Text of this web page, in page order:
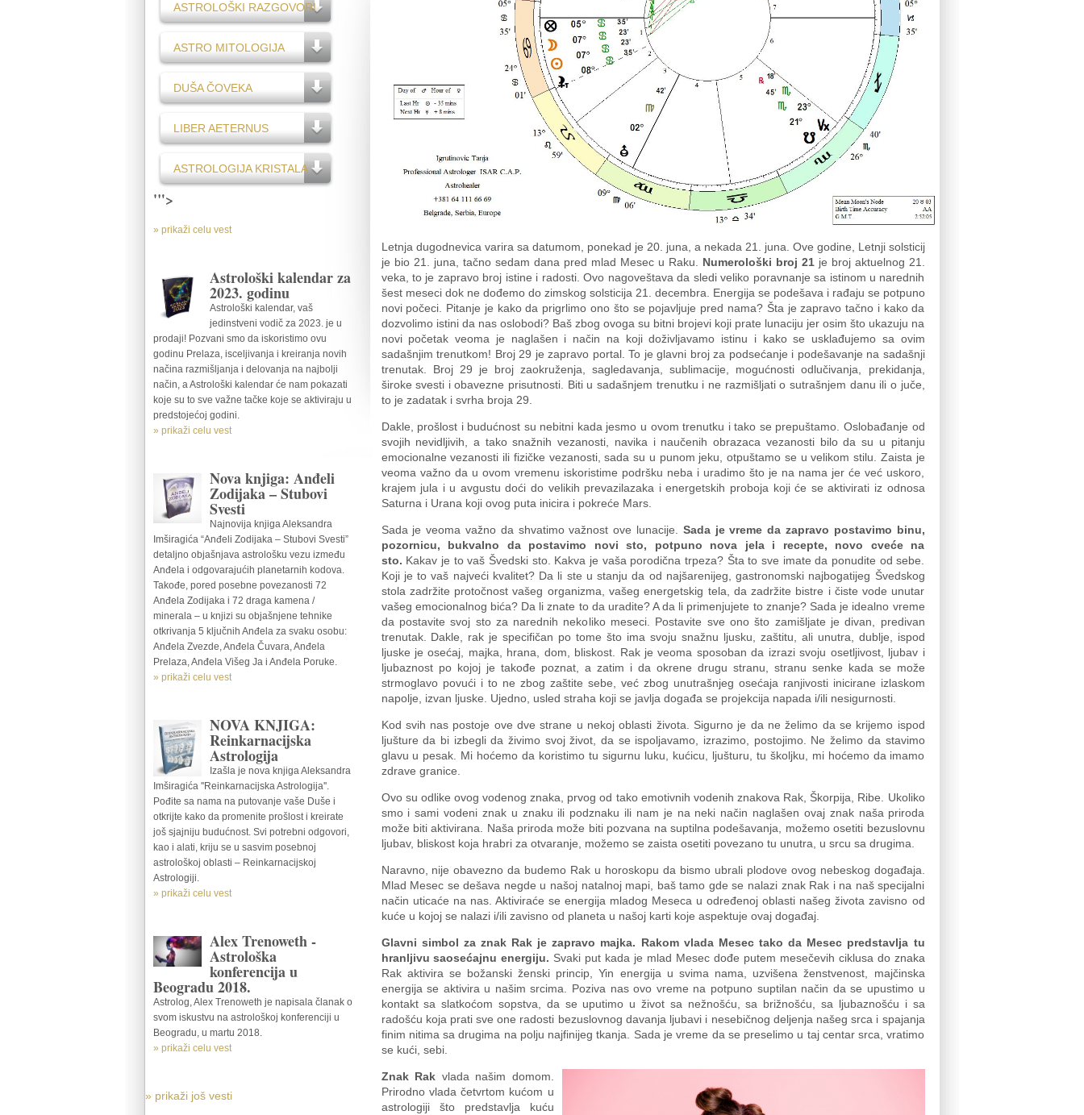
ASTROLOŠKI RAZGOVORI
ASTRO MITOLOGIJA
DUŠA ČOVEKA
LIBER AETERNUS
ASTROLOGIJA KRISTALA
'">
» prikaži celu vest
Astrološki kalendar za
2023. godinu
Astrološki kalendar, vaš
jedinstveni vodič za 2023. je u
prodaji! Pozvani smo da iskoristimo ovu
godinu Prelaza, isceljivanja i kreiranja novih
načina razmišljanja i delovanja na najbolji
način, a Astrološki kalendar će nam pokazati
koje su to sve važne tačke koje se aktiviraju u
predstojećoj godini.
» prikaži celu vest
Nova knjiga: Anđeli
Zodijaka – Stubovi
Svesti
Najnovija knjiga Aleksandra
Imširagića “Anđeli Zodijaka – Stubovi Svesti”
detaljno objašnjava astrološku vezu između
Anđela i odgovarajućih planetarnih kodova.
Takođe, pored posebne povezanosti 72
Anđela Zodijaka i 72 draga kamena /
minerala – u knjizi su objašnjene tehnike
otkrivanja 5 ključnih Anđela za svaku osobu:
Anđela Zvezde, Anđela Čuvara, Anđela
Prelaza, Anđela Višeg Ja i Anđela Poruke.
» prikaži celu vest
NOVA KNJIGA:
Reinkarnacijska
Astrologija
Izašla je nova knjiga Aleksandra
Imširagića ''Reinkarnacijska Astrologija''.
Pođite sa nama na putovanje vaše Duše i
otkrijte kako da promenite prošlost i kreirate
još sjajniju budućnost. Svi potrebni odgovori,
kao i alati, kriju se u sasvim posebnoj
astrološkoj oblasti – Reinkarnacijskoj
Astrologiji.
» prikaži celu vest
Alex Trenoweth -
Astrološka
konferencija u
Beogradu 2018.
Astrolog, Alex Trenoweth je napisala članak o
svom iskustvu na astrološkoj konferenciji u
Beogradu, u martu 2018.
» prikaži celu vest
» prikaži još vesti
Letnja dugodnevica varira sa datumom, ponekad je 20. juna, a nekada 21. juna. Ove godine, Letnji solsticij
je bio 21. juna, tačno sedam dana pred mlad Mesec u Raku. Numerološki broj 21je broj aktuelnog 21.
veka, to je zapravo broj istine i radosti. Ovo nagoveštava da sledi veliko poravnanje sa istinom u narednih
šest meseci dok ne dođemo do zimskog solsticija 21. decembra. Energija se podešava i rađaju se potpuno
novi počeci. Pitanje je kako da prigrlimo ono što se pojavljuje pred nama? Šta je zapravo tačno i kako da
dozvolimo istini da nas oslobodi? Baš zbog ovoga su bitni brojevi koji prate lunaciju jer osim što ukazuju na
novi početak veoma je naglašen i način na koji doživljavamo istinu i kako se usklađujemo sa ovim
sadašnjim trenutkom! Broj 29 je zapravo portal. To je glavni broj za podsećanje i podešavanje na sadašnji
trenutak. Broj 29 je broj zaokruženja, sagledavanja, sublimacije, mogućnosti odlučivanja, prekidanja,
široke svesti i obavezne prisutnosti. Biti u sadašnjem trenutku i ne razmišljati o sutrašnjem danu ili o juče,
to je zadatak i svrha broja 29.
Dakle, prošlost i budućnost su nebitni kada jesmo u ovom trenutku i tako se prepuštamo. Oslobađanje od
svojih nevidljivih, a tako snažnih vezanosti, navika i naučenih obrazaca vezanosti bilo da su u pitanju
emocionalne vezanosti ili fizičke vezanosti, sada su u punom jeku, otpuštamo se u velikom stilu. Zaista je
veoma važno da u ovom vremenu iskoristime podršku neba i uradimo što je na nama jer će već uskoro,
krajem jula i u avgustu doći do velikih prevazilazaka i energetskih proboja koji će se aktivirati iz odnosa
Saturna i Urana koji ovog puta inicira i pokreće Mars.
Sada je veoma važno da shvatimo važnost ove lunacije. Sada je vreme da zapravo postavimo binu,
pozornicu, bukvalno da postavimo novi sto, potpuno nova jela i recepte, novo cveće na
sto. Kakav je to vaš Švedski sto. Kakva je vaša porodična trpeza? Šta to sve imate da ponudite od sebe.
Koji je to vaš najveći kvalitet? Da li ste u stanju da od najšarenijeg, gastronomski najbogatijeg Švedskog
stola zadržite protočnost vašeg organizma, vašeg energetskig tela, da zadržite bistre i čiste vode unutar
vašeg emocionalnog bića? Da li znate to da uradite? A da li primenjujete to znanje? Sada je idealno vreme
da postavite svoj sto za narednih nekoliko meseci. Postavite sve ono što zamišljate je divan, predivan
trenutak. Dakle, rak je specifičan po tome što ima svoju snažnu ljusku, zaštitu, ali unutra, dublje, ispod
ljuske je osećaj, majka, hrana, dom, bliskost. Rak je veoma sposoban da izrazi svoju osetljivost, ljubav i
ljubaznost po kojoj je takođe poznat, a zatim i da okrene drugu stranu, stranu senke kada se može
strmoglavo povući i to ne zbog zaštite sebe, već zbog unutrašnjeg osećaja ranjivosti inicirane izlaskom
napolje, izvan ljuske. Ujedno, usled straha koji se javlja događa se projekcija napada i/ili nesigurnosti.
Kod svih nas postoje ove dve strane u nekoj oblasti života. Sigurno je da ne želimo da se krijemo ispod
ljušture da bi izbegli da živimo svoj život, da se ispoljavamo, izrazimo, postojimo. Ne želimo da stavimo
glavu u pesak. Mi hoćemo da koristimo tu sigurnu luku, kućicu, ljušturu, tu školjku, mi hoćemo da imamo
zdrave granice.
Ovo su odlike ovog vodenog znaka, prvog od tako emotivnih vodenih znakova Rak, Škorpija, Ribe. Ukoliko
smo i sami vodeni znak u znaku ili podznaku ili nam je na neki način naglašen ovaj znak naša priroda
može biti aktivirana. Naša priroda može biti pozvana na suptilna podešavanja, možemo osetiti bezuslovnu
ljubav, bliskost koja hrabri za otvaranje, možemo se zaista osetiti povezano tu unutra, u srcu sa drugima.
Naravno, nije obavezno da budemo Rak u horoskopu da bismo ubrali plodove ovog nebeskog događaja.
Mlad Mesec se dešava negde u našoj natalnoj mapi, baš tamo gde se nalazi znak Rak i na naš specijalni
način uticaće na nas. Aktiviraće se energija mladog Meseca u određenoj oblasti našeg života zavisno od
kuće u kojoj se nalazi i/ili zavisno od planeta u našoj karti koje aspektuje ovaj događaj.
Glavni simbol za znak Rak je zapravo majka. Rakom vlada Mesec tako da Mesec predstavlja tu
hranljivu saosećajnu energiju. Svaki put kada je mlad Mesec dođe putem mesečevih ciklusa do znaka
Rak aktivira se božanski ženski princip, Yin energija u svima nama, uzvišena ženstvenost, majčinska
energija se aktivira u našim srcima. Poziva nas ovo vreme na potpuno suptilan način da se upustimo u
kontakt sa slatkoćom sopstva, da se uputimo u život sa nežnošću, sa brižnošću, sa ljubaznošću i sa
radošću koja prati sve one radosti bezuslovnog davanja ljubavi i nesebičnog deljenja našeg srca i spajanja
finim nitima sa drugima na polju najfinijeg tkanja. Sada je vreme da se preselimo u taj centar srca, vratimo
se kući, sebi.
Znak Rak vlada našim domom.
Prirodno vlada četvrtom kućom u
astrologiji što predstavlja kuću